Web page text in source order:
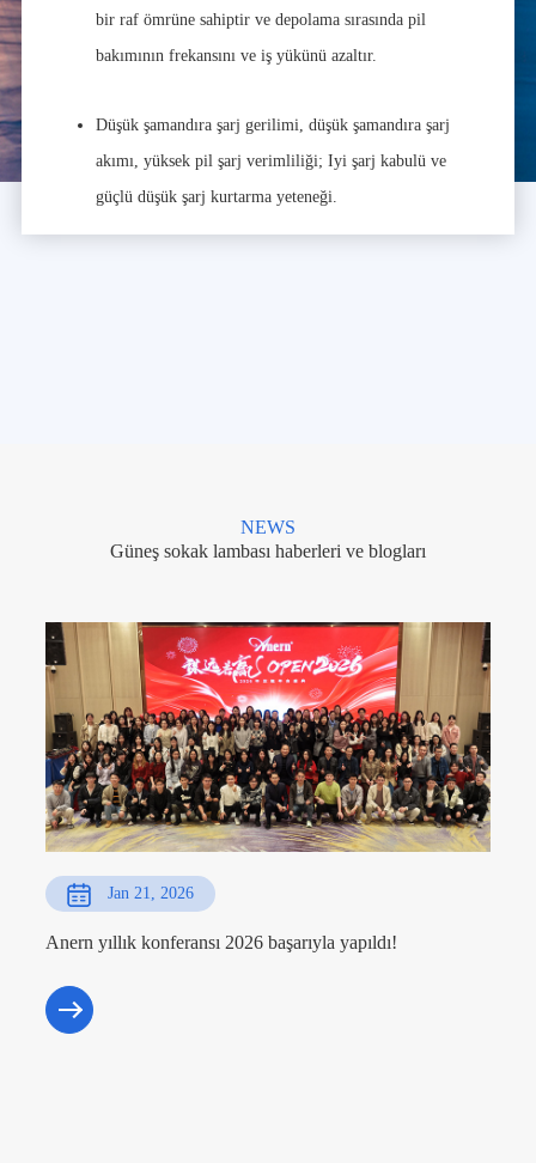
bir raf ömrüne sahiptir ve depolama sırasında pil
bakımının frekansını ve iş yükünü azaltır.
Düşük şamandıra şarj gerilimi, düşük şamandıra şarj
akımı, yüksek pil şarj verimliliği; Iyi şarj kabulü ve
güçlü düşük şarj kurtarma yeteneği.
NEWS
Güneş sokak lambası haberleri ve blogları
Jan 21, 2026
Anern yıllık konferansı 2026 başarıyla yapıldı!